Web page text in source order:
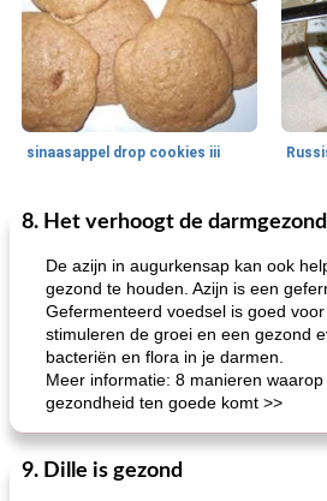
sinaasappel drop cookies iii
5min
Ontbijt
loco mokka havermout
8. Het verhoogt de
De azijn in augurkensap kan ook
gezond te houden. Azijn is een
Gefermenteerd voedsel is goed
stimuleren de groei en een gezond
bacteriën en flora in je darmen.
Meer informatie: 8 manieren
gezondheid ten goede komt >>
9. Dille is gezond